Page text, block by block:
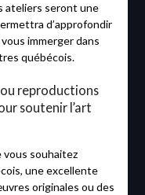
ateliers seront une
d’approfondir
immerger dans
québécois.
reproductions
soutenir l’art
vous souhaitez
une excellente
originales ou des